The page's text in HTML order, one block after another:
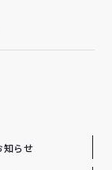
知らせ